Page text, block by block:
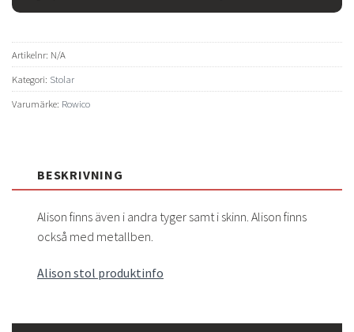
Artikelnr: N/A
Kategori: Stolar
Varumärke: Rowico
BESKRIVNING
Alison finns även i andra tyger samt i skinn. Alison finns
också med metallben.
Alison stol produktinfo